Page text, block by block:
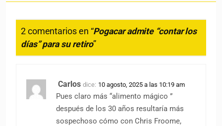
2 comentarios en “Pogacar admite “contar los
días” para su retiro”
Carlos dice: 10 agosto, 2025 a las 10:19 am
Pues claro más “alimento mágico ”
después de los 30 años resultaría más
sospechoso cómo con Chris Froome,